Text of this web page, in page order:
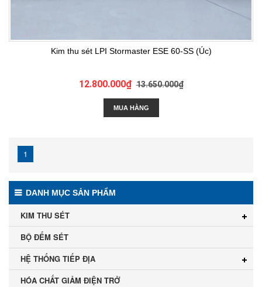
Kim thu sét LPI Stormaster ESE 60-SS (Úc)
12.800.000₫13.650.000₫
MUA HÀNG
1
DANH MỤC SẢN PHẨM
KIM THU SÉT
BỘ ĐẾM SÉT
HỆ THỐNG TIẾP ĐỊA
HÓA CHẤT GIẢM ĐIỆN TRỞ